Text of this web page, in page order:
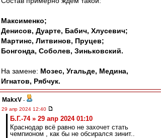
Максименко;
Денисов, Дуарте, Бабич, Хлусевич;
Мартинс, Литвинов, Пруцев;
Бонгонда, Соболев, Зиньковский.
На замене: Мозес, Угальде, Медина,
Игнатов, Рябчук.
MakxV -
29 апр 2024 12:40
Б.Г.-74 » 29 апр 2024 01:10
Краснодар всё равно не захочет стать
чемпионом , как бы не обсирался зинит..